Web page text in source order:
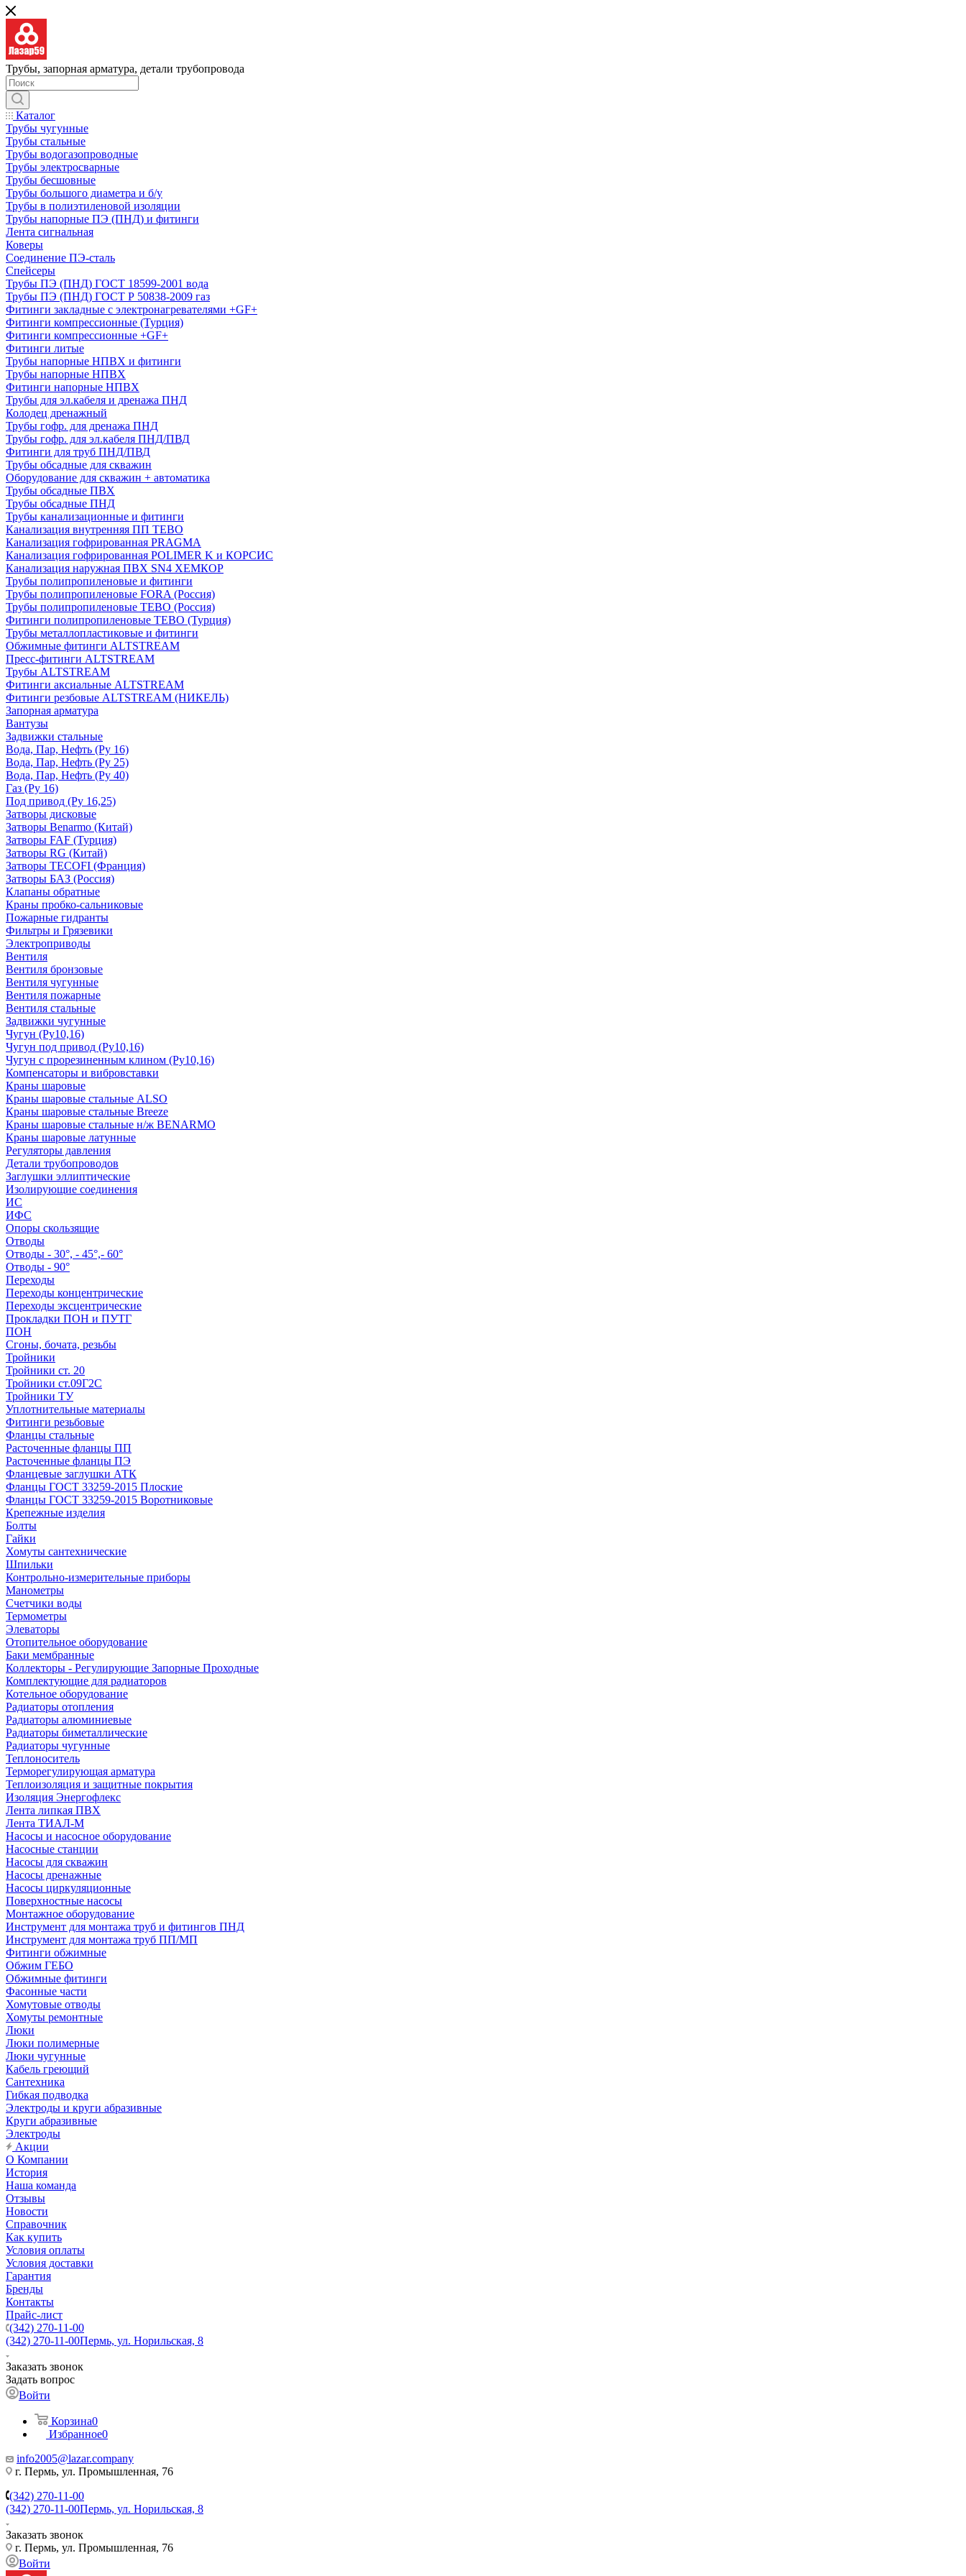
Трубы, запорная арматура, детали трубопровода
Каталог
Трубы чугунные
Трубы стальные
Трубы водогазопроводные
Трубы электросварные
Трубы бесшовные
Трубы большого диаметра и б/у
Трубы в полиэтиленовой изоляции
Трубы напорные ПЭ (ПНД) и фитинги
Лента сигнальная
Коверы
Соединение ПЭ-сталь
Спейсеры
Трубы ПЭ (ПНД) ГОСТ 18599-2001 вода
Трубы ПЭ (ПНД) ГОСТ Р 50838-2009 газ
Фитинги закладные с электронагревателями +GF+
Фитинги компрессионные (Турция)
Фитинги компрессионные +GF+
Фитинги литые
Трубы напорные НПВХ и фитинги
Трубы напорные НПВХ
Фитинги напорные НПВХ
Трубы для эл.кабеля и дренажа ПНД
Колодец дренажный
Трубы гофр. для дренажа ПНД
Трубы гофр. для эл.кабеля ПНД/ПВД
Фитинги для труб ПНД/ПВД
Трубы обсадные для скважин
Оборудование для скважин + автоматика
Трубы обсадные ПВХ
Трубы обсадные ПНД
Трубы канализационные и фитинги
Канализация внутренняя ПП TEBO
Канализация гофрированная PRAGMA
Канализация гофрированная POLIMER K и КОРСИС
Канализация наружная ПВХ SN4 ХЕМКОР
Трубы полипропиленовые и фитинги
Трубы полипропиленовые FORA (Россия)
Трубы полипропиленовые TEBO (Россия)
Фитинги полипропиленовые TEBO (Турция)
Трубы металлопластиковые и фитинги
Обжимные фитинги ALTSTREAM
Пресс-фитинги ALTSTREAM
Трубы ALTSTREAM
Фитинги аксиальные ALTSTREAM
Фитинги резбовые ALTSTREAM (НИКЕЛЬ)
Запорная арматура
Вантузы
Задвижки стальные
Вода, Пар, Нефть (Ру 16)
Вода, Пар, Нефть (Ру 25)
Вода, Пар, Нефть (Ру 40)
Газ (Ру 16)
Под привод (Ру 16,25)
Затворы дисковые
Затворы Benarmo (Китай)
Затворы FAF (Турция)
Затворы RG (Китай)
Затворы TECOFI (Франция)
Затворы БАЗ (Россия)
Клапаны обратные
Краны пробко-сальниковые
Пожарные гидранты
Фильтры и Грязевики
Электроприводы
Вентиля
Вентиля бронзовые
Вентиля чугунные
Вентиля пожарные
Вентиля стальные
Задвижки чугунные
Чугун (Ру10,16)
Чугун под привод (Ру10,16)
Чугун с прорезиненным клином (Ру10,16)
Компенсаторы и вибровставки
Краны шаровые
Краны шаровые стальные ALSO
Краны шаровые стальные Breeze
Краны шаровые стальные н/ж BENARMO
Краны шаровые латунные
Регуляторы давления
Детали трубопроводов
Заглушки эллиптические
Изолирующие соединения
ИС
ИФС
Опоры скользящие
Отводы
Отводы - 30°, - 45°,- 60°
Отводы - 90°
Переходы
Переходы концентрические
Переходы эксцентрические
Прокладки ПОН и ПУТГ
ПОН
Сгоны, бочата, резьбы
Тройники
Тройники ст. 20
Тройники ст.09Г2С
Тройники ТУ
Уплотнительные материалы
Фитинги резьбовые
Фланцы стальные
Расточенные фланцы ПП
Расточенные фланцы ПЭ
Фланцевые заглушки АТК
Фланцы ГОСТ 33259-2015 Плоские
Фланцы ГОСТ 33259-2015 Воротниковые
Крепежные изделия
Болты
Гайки
Хомуты сантехнические
Шпильки
Контрольно-измерительные приборы
Манометры
Счетчики воды
Термометры
Элеваторы
Отопительное оборудование
Баки мембранные
Коллекторы - Регулирующие Запорные Проходные
Комплектующие для радиаторов
Котельное оборудование
Радиаторы отопления
Радиаторы алюминиевые
Радиаторы биметаллические
Радиаторы чугунные
Теплоноситель
Терморегулирующая арматура
Теплоизоляция и защитные покрытия
Изоляция Энергофлекс
Лента липкая ПВХ
Лента ТИАЛ-М
Насосы и насосное оборудование
Насосные станции
Насосы для скважин
Насосы дренажные
Насосы циркуляционные
Поверхностные насосы
Монтажное оборудование
Инструмент для монтажа труб и фитингов ПНД
Инструмент для монтажа труб ПП/МП
Фитинги обжимные
Обжим ГЕБО
Обжимные фитинги
Фасонные части
Хомутовые отводы
Хомуты ремонтные
Люки
Люки полимерные
Люки чугунные
Кабель греющий
Сантехника
Гибкая подводка
Электроды и круги абразивные
Круги абразивные
Электроды
Акции
О Компании
История
Наша команда
Отзывы
Новости
Справочник
Как купить
Условия оплаты
Условия доставки
Гарантия
Бренды
Контакты
Прайс-лист
(342) 270-11-00
(342) 270-11-00Пермь, ул. Норильская, 8
Заказать звонок
Задать вопрос
Войти
Корзина0
Избранное0
info2005@lazar.company
г. Пермь, ул. Промышленная, 76
(342) 270-11-00
(342) 270-11-00Пермь, ул. Норильская, 8
Заказать звонок
г. Пермь, ул. Промышленная, 76
Войти